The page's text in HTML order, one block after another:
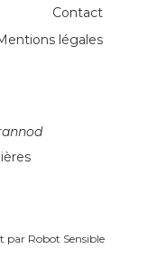
Contact
légales
par Robot Sensible